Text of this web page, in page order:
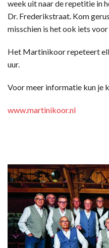
week uit naar de repetitie in
Dr. Frederikstraat. Kom
misschien is het ook iets voor
Het Martinikoor repeteert
uur.
Voor meer informatie kun je
www.martinikoor.nl